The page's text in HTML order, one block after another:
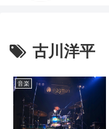
古川洋平
音楽